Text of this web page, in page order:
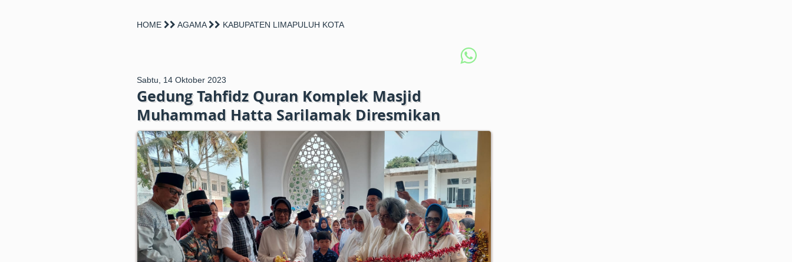
HOME AGAMA KABUPATEN LIMAPULUH KOTA
Sabtu, 14 Oktober 2023
Gedung Tahfidz Quran Komplek Masjid
Muhammad Hatta Sarilamak Diresmikan